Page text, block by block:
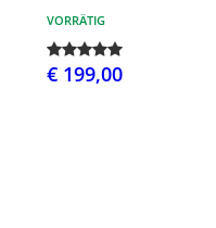
VORRÄTIG
€ 199,00